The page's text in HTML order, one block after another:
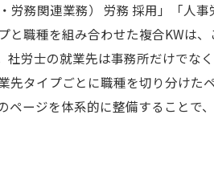
労務関連業務） 労務 採用」「人
と職種を組み合わせた複合KWは
社労士の就業先は事務所だけでな
先タイプごとに職種を切り分けた
ージを体系的に整備することで